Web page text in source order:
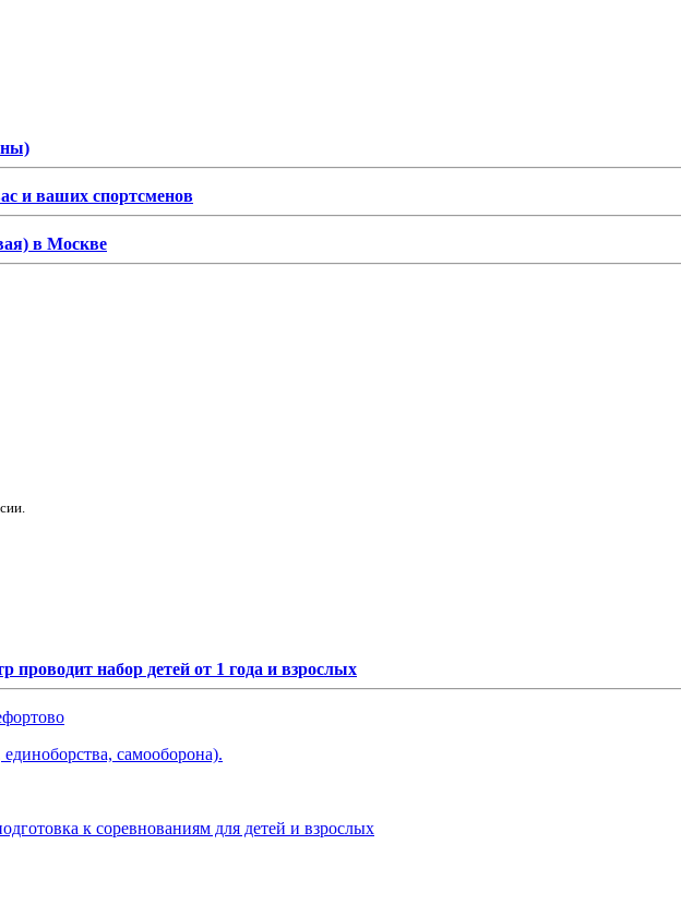
и ваших спортсменов
в Москве
проводит набор детей от 1 года и взрослых
самооборона).
к соревнованиям для детей и взрослых